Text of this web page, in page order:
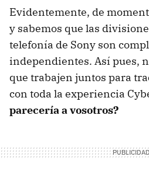
Evidentemente, de
y sabemos que las
telefonía de Sony son
independientes. Así pues,
que trabajen juntos para
con toda la experiencia
parecería a vosotros?